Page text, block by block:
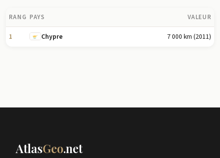
RANG PAYS VALEUR
1 Chypre 7 000 km (2011)
AtlasGeo.net